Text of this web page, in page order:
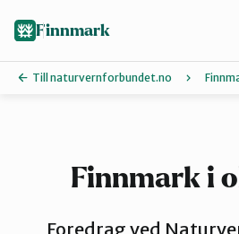
Finn ditt lokallag
Ávjovárri
Finnmark
Till naturvernforbundet.no
Finnmark i
Foredrag ved